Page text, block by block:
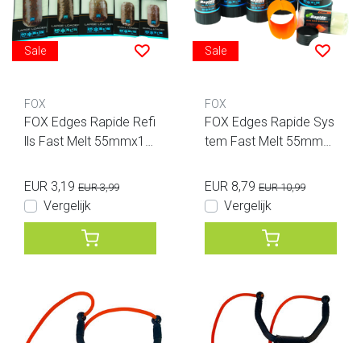
Sale
FOX
FOX Edges Rapide Refi
lls Fast Melt 55mmx12
EUR 3,19 EUR 3,99
Vergelijk
Sale
FOX
FOX Edges Rapide Sys
tem Fast Melt 55mmx1
EUR 8,79 EUR 10,99
Vergelijk